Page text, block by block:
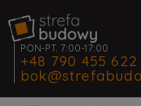
PON-PT. 7:00-17:00
+48 790 455 622